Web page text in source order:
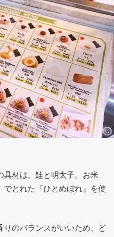
具材は、鮭と明太子。お米
でとれた『ひとめぼれ』を使
りのバランスがいいため、ど